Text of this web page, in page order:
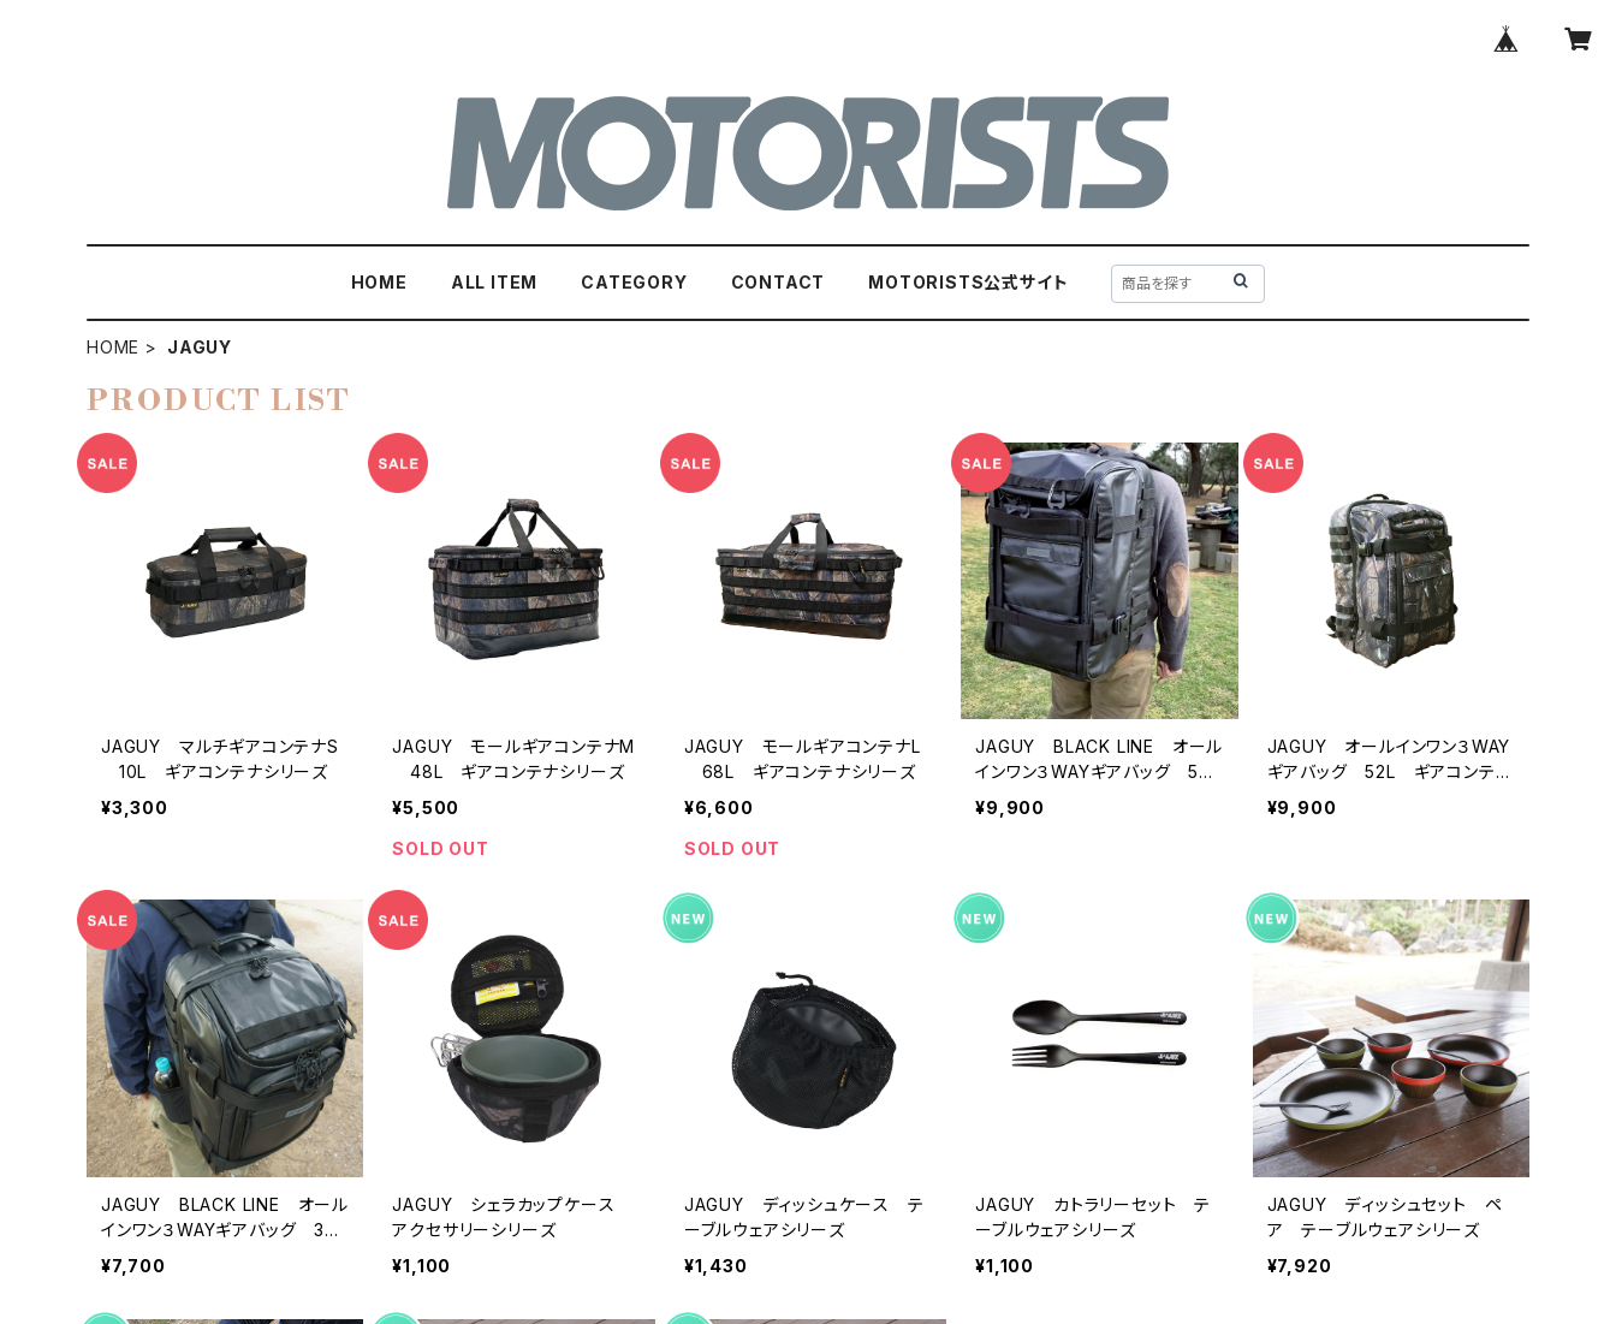
HOME ALL ITEM CATEGORY CONTACT MOTORISTS公式サイト
HOME JAGUY
PRODUCT LIST
JAGUY マルチギアコンテナS
10L ギアコンテナシリーズ
¥3,300
JAGUY モールギアコンテナM
48L ギアコンテナシリーズ
¥5,500
SOLD OUT
JAGUY モールギアコンテナL
68L ギアコンテナシリーズ
¥6,600
SOLD OUT
JAGUY BLACK LINE オール
インワン３WAYギアバッグ 52L
ギアコンテナシリーズ
¥9,900
JAGUY オールインワン３WAY
ギアバッグ 52L ギアコンテナ
シリーズ
¥9,900
JAGUY BLACK LINE オール
インワン３WAYギアバッグ 35L
ギアコンテナシリーズ
¥7,700
JAGUY シェラカップケース
アクセサリーシリーズ
¥1,100
JAGUY ディッシュケース テ
ーブルウェアシリーズ
¥1,430
JAGUY カトラリーセット テ
ーブルウェアシリーズ
¥1,100
JAGUY ディッシュセット ペ
ア テーブルウェアシリーズ
¥7,920